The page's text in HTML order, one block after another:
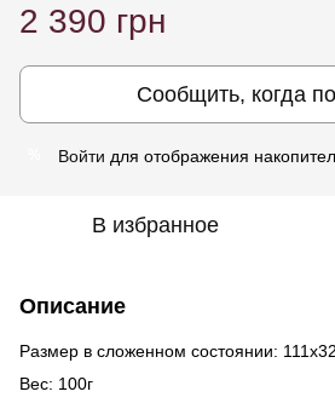
2 390 грн
Сообщить, когда
Войти для отображения
В избранное
Описание
Размер в сложенном состоянии:
Вес: 100г